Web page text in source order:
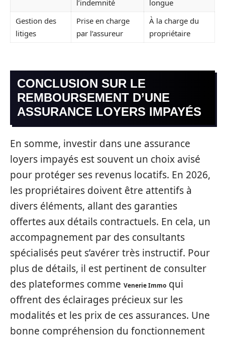
l’indemnité
longue
Gestion des
litiges
Prise en charge
par l’assureur
À la charge du
propriétaire
CONCLUSION SUR LE
REMBOURSEMENT D’UNE
ASSURANCE LOYERS IMPAYÉS
En somme, investir dans une assurance
loyers impayés est souvent un choix avisé
pour protéger ses revenus locatifs. En 2026,
les propriétaires doivent être attentifs à
divers éléments, allant des garanties
offertes aux détails contractuels. En cela, un
accompagnement par des consultants
spécialisés peut s’avérer très instructif. Pour
plus de détails, il est pertinent de consulter
des plateformes comme Venerie Immo qui
offrent des éclairages précieux sur les
modalités et les prix de ces assurances. Une
bonne compréhension du fonctionnement